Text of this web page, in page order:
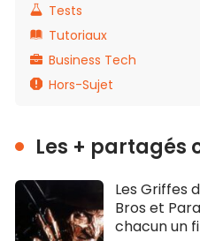
Tests
Tutoriaux
Business Tech
Hors-Sujet
Les + partagés
Les Griffes
Bros et
chacun un